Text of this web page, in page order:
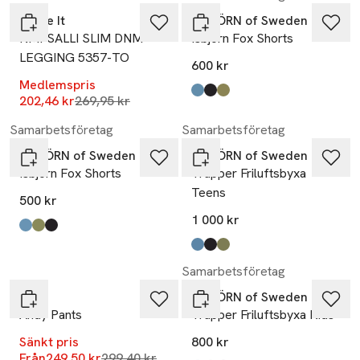
Name It
NMFSALLI SLIM DNM
LEGGING 5357-TO
Medlemspris
202,46 krLägsta pris 30 dagar
269,95 kr
ISBJÖRN of Sweden
Isbjörn Fox Shorts
600 kr
Produkten finns i färgerna:
lagoon,
black,
moss,
Samarbetsföretag
ISBJÖRN of Sweden
Isbjörn Fox Shorts
500 kr
Produkten finns i färgerna:
lagoon,
moss,
black,
Samarbetsföretag
ISBJÖRN of Sweden
Trapper Friluftsbyxa
Teens
1 000 kr
Produkten finns i färgerna:
lagoon,
black,
moss,
Molo
Andy Pants
Sänkt pris
Samarbetsföretag
ISBJÖRN of Sweden
Trapper Friluftsbyxa Kids
800 kr